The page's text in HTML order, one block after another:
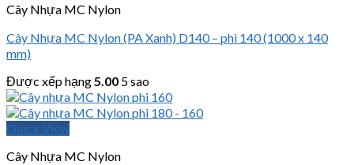
Cây Nhựa MC Nylon
Cây Nhựa MC Nylon (PA Xanh) D140 – phi 140 (1000 x 140
mm)
Được xếp hạng5.00 5 sao
Quick View
Cây Nhựa MC Nylon